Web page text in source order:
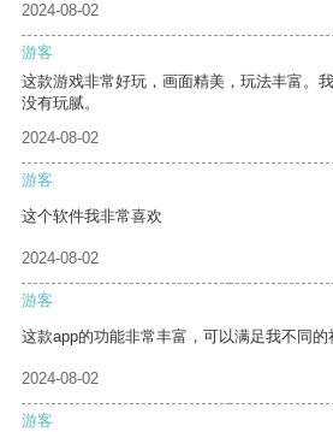
2024-08-02
游客
这款游戏非常好玩，画面精美，玩法丰富。
没有玩腻。
2024-08-02
游客
这个软件我非常喜欢
2024-08-02
游客
这款app的功能非常丰富，可以满足我不同的
2024-08-02
游客